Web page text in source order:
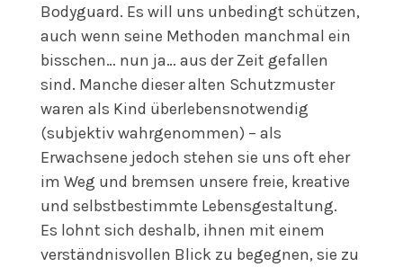
Bodyguard. Es will uns unbedingt schützen,
auch wenn seine Methoden manchmal ein
bisschen… nun ja… aus der Zeit gefallen
sind. Manche dieser alten Schutzmuster
waren als Kind überlebensnotwendig
(subjektiv wahrgenommen) – als
Erwachsene jedoch stehen sie uns oft eher
im Weg und bremsen unsere freie, kreative
und selbstbestimmte Lebensgestaltung.
Es lohnt sich deshalb, ihnen mit einem
verständnisvollen Blick zu begegnen, sie zu